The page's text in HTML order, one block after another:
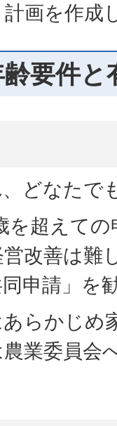
画を作成
要件と
どなたで
を超えて
改善は難
申請」を
らかじめ
業委員会